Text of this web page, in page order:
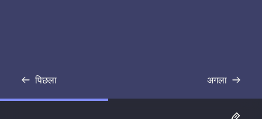
पिछला
प्रतिलिपि अगला
प्रतिलिपि